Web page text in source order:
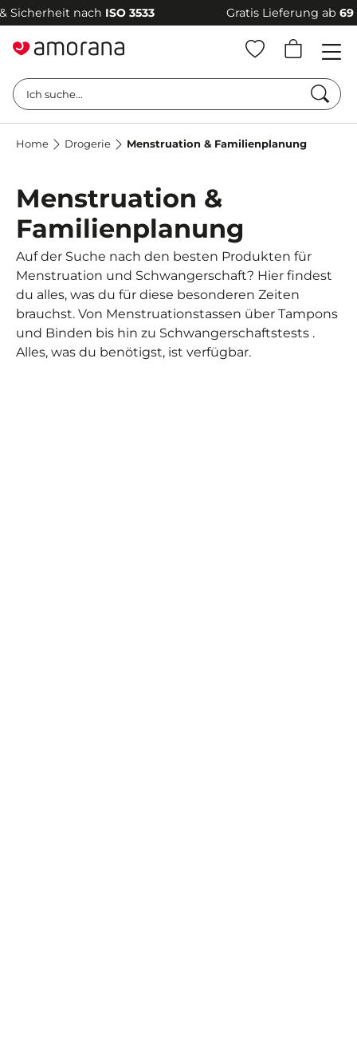
nachISO 3533 Gratis Lieferung ab69 €–
Ich suche...
Home Drogerie Menstruation & Familienplanung
Menstruation &
Familienplanung
Auf der Suche nach den besten Produkten für
Menstruation und Schwangerschaft? Hier findest
du alles, was du für diese besonderen Zeiten
brauchst. Von Menstruationstassen über Tampons
und Binden bis hin zu Schwangerschaftstests .
Alles, was du benötigst, ist verfügbar.